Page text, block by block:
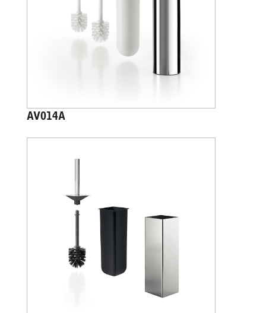
AV014A